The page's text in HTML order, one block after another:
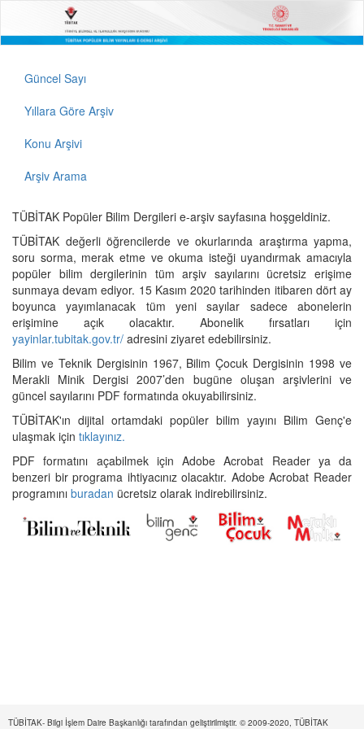
Güncel Sayı
Yıllara Göre Arşiv
Konu Arşivi
Arşiv Arama
TÜBİTAK Popüler Bilim Dergileri e-arşiv sayfasına hoşgeldiniz.
TÜBİTAK değerli öğrencilerde ve okurlarında araştırma yapma,
soru sorma, merak etme ve okuma isteği uyandırmak amacıyla
popüler bilim dergilerinin tüm arşiv sayılarını ücretsiz erişime
sunmaya devam ediyor. 15 Kasım 2020 tarihinden itibaren dört ay
boyunca yayımlanacak tüm yeni sayılar sadece abonelerin
erişimine açık olacaktır. Abonelik fırsatları için
yayinlar.tubitak.gov.tr/ adresini ziyaret edebilirsiniz.
Bilim ve Teknik Dergisinin 1967, Bilim Çocuk Dergisinin 1998 ve
Merakli Minik Dergisi 2007’den bugüne oluşan arşivlerini ve
güncel sayılarını PDF formatında okuyabilirsiniz.
TÜBİTAK'ın dijital ortamdaki popüler bilim yayını Bilim Genç'e
ulaşmak için tıklayınız.
PDF formatını açabilmek için Adobe Acrobat Reader ya da
benzeri bir programa ihtiyacınız olacaktır. Adobe Acrobat Reader
programını buradan ücretsiz olarak indirebilirsiniz.
TÜBİTAK- Bilgi İşlem Daire Başkanlığı tarafından geliştirilmiştir. © 2009-2020, TÜBİTAK